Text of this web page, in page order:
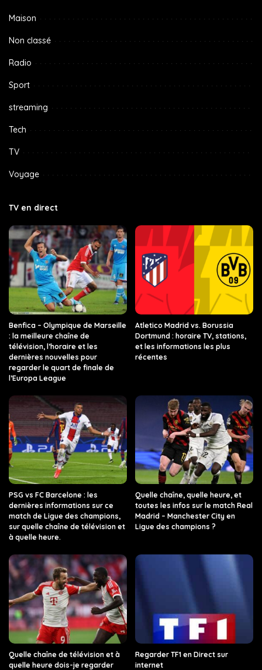
Maison
Non classé
Radio
Sport
streaming
Tech
TV
Voyage
TV en direct
Benfica – Olympique de Marseille
: la meilleure chaîne de
télévision, l’horaire et les
dernières nouvelles pour
regarder le quart de finale de
l’Europa League
Atletico Madrid vs. Borussia
Dortmund : horaire TV, stations,
et les informations les plus
récentes
PSG vs FC Barcelone : les
dernières informations sur ce
match de Ligue des champions,
sur quelle chaîne de télévision et
à quelle heure.
Quelle chaîne, quelle heure, et
toutes les infos sur le match Real
Madrid – Manchester City en
Ligue des champions ?
Quelle chaîne de télévision et à
quelle heure dois-je regarder
Regarder TF1 en Direct sur
internet